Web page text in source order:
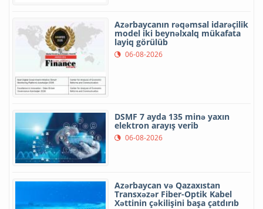
Azərbaycanın rəqəmsal idarəçilik
model iki beynəlxalq mükafata
layiq görülüb
06-08-2026
DSMF 7 ayda 135 minə yaxın
elektron arayış verib
06-08-2026
Azərbaycan və Qazaxıstan
Transxəzər Fiber-Optik Kabel
Xəttinin çəkilişini başa çatdırıb